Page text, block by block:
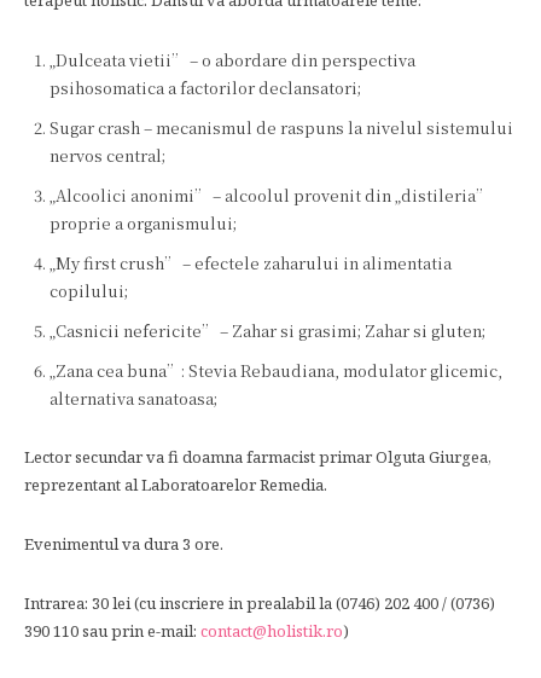
„Dulceata vietii” – o abordare din perspectiva
psihosomatica a factorilor declansatori;
Sugar crash – mecanismul de raspuns la nivelul sistemului
nervos central;
„Alcoolici anonimi” – alcoolul provenit din „distileria”
proprie a organismului;
„My first crush” – efectele zaharului in alimentatia
copilului;
„Casnicii nefericite” – Zahar si grasimi; Zahar si gluten;
„Zana cea buna”: Stevia Rebaudiana, modulator glicemic,
alternativa sanatoasa;
Lector secundar va fi doamna farmacist primar Olguta Giurgea,
reprezentant al Laboratoarelor Remedia.
Evenimentul va dura 3 ore.
Intrarea: 30 lei (cu inscriere in prealabil la (0746) 202 400 / (0736)
390 110 sau prin e-mail: contact@holistik.ro)